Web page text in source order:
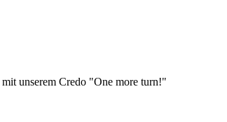
unserem Credo "One more turn!"